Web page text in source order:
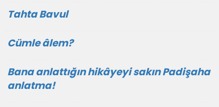
Tahta Bavul
Cümle âlem?
Bana anlattığın hikâyeyi sakın Padişaha
anlatma!